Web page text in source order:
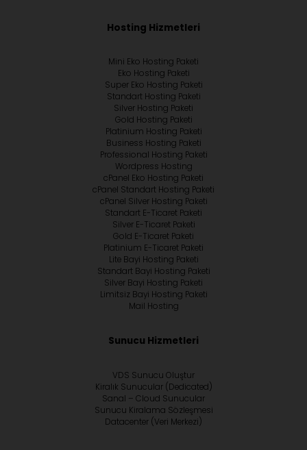
Hosting Hizmetleri
Mini Eko Hosting Paketi
Eko Hosting Paketi
Super Eko Hosting Paketi
Standart Hosting Paketi
Silver Hosting Paketi
Gold Hosting Paketi
Platinium Hosting Paketi
Business Hosting Paketi
Professional Hosting Paketi
Wordpress Hosting
cPanel Eko Hosting Paketi
cPanel Standart Hosting Paketi
cPanel Silver Hosting Paketi
Standart E-Ticaret Paketi
Silver E-Ticaret Paketi
Gold E-Ticaret Paketi
Platinium E-Ticaret Paketi
Lite Bayi Hosting Paketi
Standart Bayi Hosting Paketi
Silver Bayi Hosting Paketi
Limitsiz Bayi Hosting Paketi
Mail Hosting
Sunucu Hizmetleri
VDS Sunucu Oluştur
Kiralık Sunucular (Dedicated)
Sanal – Cloud Sunucular
Sunucu Kiralama Sözleşmesi
Datacenter (Veri Merkezi)